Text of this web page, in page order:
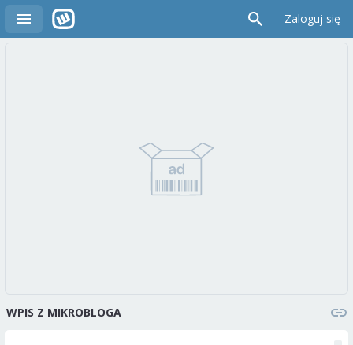
Zaloguj się
WPIS Z MIKROBLOGA